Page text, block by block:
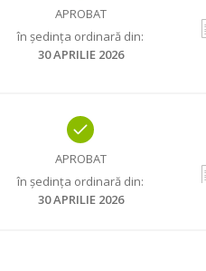
APROBAT
în ședința ordinară din:
30 APRILIE 2026
APROBAT
în ședința ordinară din:
30 APRILIE 2026